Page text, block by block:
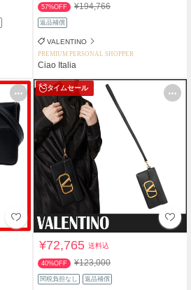
57%OFF ¥194,766
返品補償
VALENTINO
PREMIUM PERSONAL SHOPPER
Ciao Italia
タイムセール
¥72,765送料込
40%OFF ¥123,000
関税負担なし 返品補償